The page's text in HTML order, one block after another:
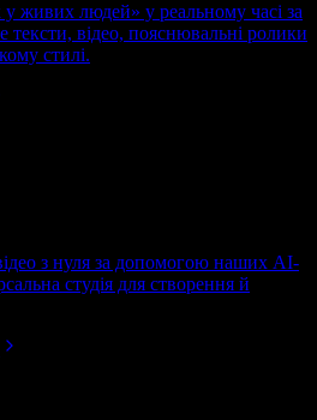
живих людей» у реальному часі за
відео, пояснювальні ролики
стилі.
з нуля за допомогою наших AI-
студія для створення й